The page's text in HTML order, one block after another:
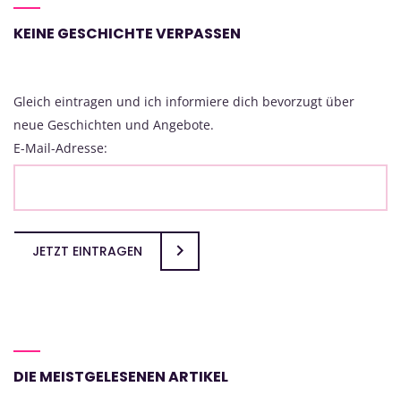
KEINE GESCHICHTE VERPASSEN
Gleich eintragen und ich informiere dich bevorzugt über
neue Geschichten und Angebote.
E-Mail-Adresse:
JETZT EINTRAGEN
DIE MEISTGELESENEN ARTIKEL